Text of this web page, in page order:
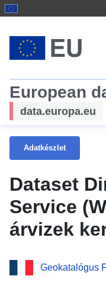
European
data.europa.eu
Adatkészlet
Dataset
Service
árvizek
szektor
miatt aGeokatalógus